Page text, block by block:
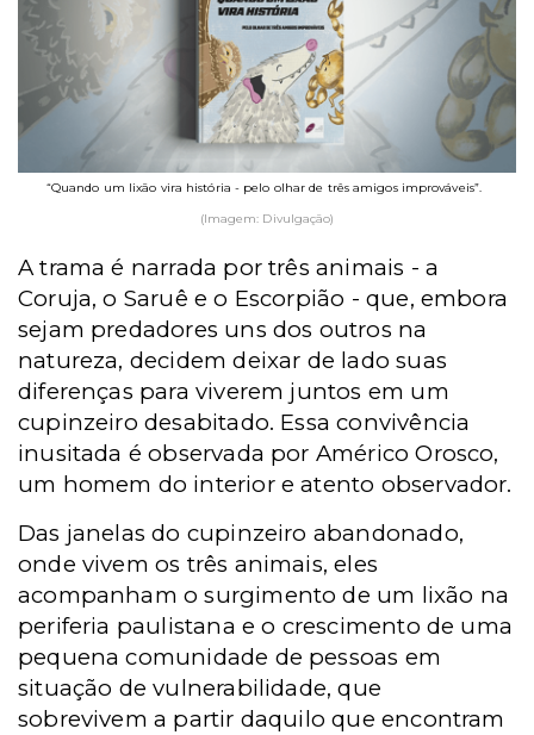
“Quando um lixão vira história - pelo olhar de três amigos improváveis”.
(Imagem: Divulgação)
A trama é narrada por três animais - a
Coruja, o Saruê e o Escorpião - que, embora
sejam predadores uns dos outros na
natureza, decidem deixar de lado suas
diferenças para viverem juntos em um
cupinzeiro desabitado. Essa convivência
inusitada é observada por Américo Orosco,
um homem do interior e atento observador.
Das janelas do cupinzeiro abandonado,
onde vivem os três animais, eles
acompanham o surgimento de um lixão na
periferia paulistana e o crescimento de uma
pequena comunidade de pessoas em
situação de vulnerabilidade, que
sobrevivem a partir daquilo que encontram